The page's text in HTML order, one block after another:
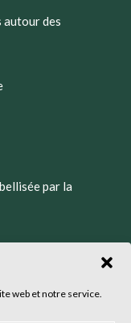
web et notre service.
des
par la